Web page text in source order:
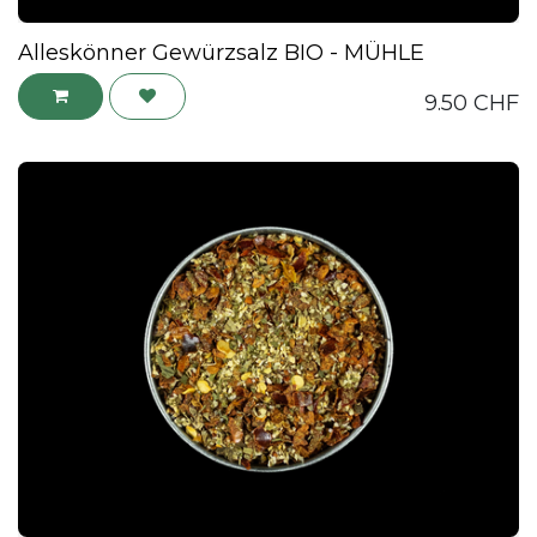
Alleskönner Gewürzsalz BIO - MÜHLE
9.50 CHF